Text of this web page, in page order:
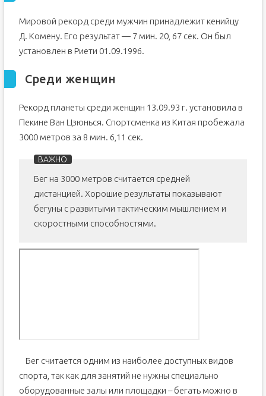
Мировой рекорд среди мужчин принадлежит кенийцу
Д. Комену. Его результат — 7 мин. 20, 67 сек. Он был
установлен в Риети 01.09.1996.
Среди женщин
Рекорд планеты среди женщин 13.09.93 г. установила в
Пекине Ван Цзюнься. Спортсменка из Китая пробежала
3000 метров за 8 мин. 6,11 сек.
Бег на 3000 метров считается средней
дистанцией. Хорошие результаты показывают
бегуны с развитыми тактическим мышлением и
скоростными способностями.
Бег считается одним из наиболее доступных видов
спорта, так как для занятий не нужны специально
оборудованные залы или площадки – бегать можно в